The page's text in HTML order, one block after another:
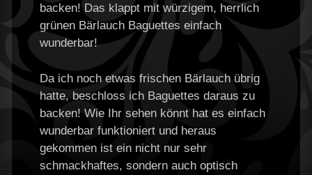
backen! Das klappt mit würzigem, herrlich
grünen Bärlauch Baguettes einfach
wunderbar!
Da ich noch etwas frischen Bärlauch übrig
hatte, beschloss ich Baguettes daraus zu
backen! Wie Ihr sehen könnt hat es einfach
wunderbar funktioniert und heraus
gekommen ist ein nicht nur sehr
schmackhaftes, sondern auch optisch